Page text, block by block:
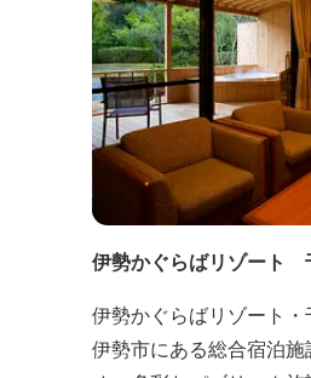
伊勢かぐらばリゾート
伊勢かぐらばリゾート
伊勢市にある総合宿泊